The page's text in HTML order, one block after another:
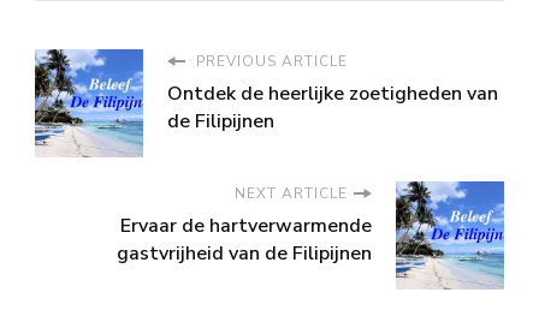
PREVIOUS ARTICLE
Ontdek de heerlijke zoetigheden van
de Filipijnen
NEXT ARTICLE
Ervaar de hartverwarmende
gastvrijheid van de Filipijnen